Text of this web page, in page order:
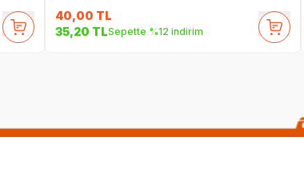
40,00 TL
35,20 TLSepette %12 indirim